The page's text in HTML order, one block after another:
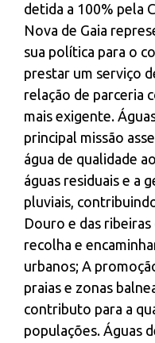
detida a 100% pela
Nova de Gaia
sua política para o
prestar um serviço
relação de parceria
mais exigente.
principal missão
água de qualidade
águas residuais e a
pluviais,
Douro e das
recolha e
urbanos; A
praias e zonas
contributo para a
populações. Águas